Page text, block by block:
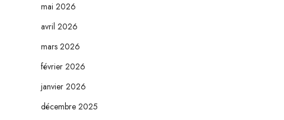
mai 2026
avril 2026
mars 2026
février 2026
janvier 2026
décembre 2025